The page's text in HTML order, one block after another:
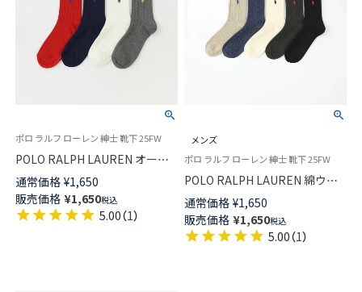
ポロ ラルフ ローレン 紳士 靴下 25FW
POLO RALPH LAUREN オーガ
ニックコットン混 ラインリブ
ミドル丈 カジュアル メンズ ソ
ックス 02012498
通常価格 ¥1,650
販売価格 ¥1,650税込
5.00（1）
メンズ
ポロ ラルフ ローレン 紳士 靴下 25FW
POLO RALPH LAUREN 綿ウー
ル混 ケーブル編み ポロポニー
刺しゅう ミドル丈 日本製 カジ
ュアルメンズ ソックス
02012467
通常価格 ¥1,650
販売価格 ¥1,650税込
5.00（1）